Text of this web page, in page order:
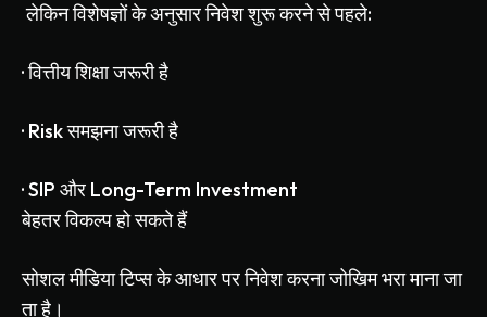
लेकिनविशेषज्ञोंकेअनुसारनिवेशशुरूकरनेसेपहले:
·वित्तीयशिक्षाजरूरीहै
· Riskसमझनाजरूरीहै
·SIP और Long-Term Investment
बेहतरविकल्पहोसकतेहैं
सोशलमीडियाटिप्सकेआधारपरनिवेशकरनाजोखिमभरामानाजा
ताहै।